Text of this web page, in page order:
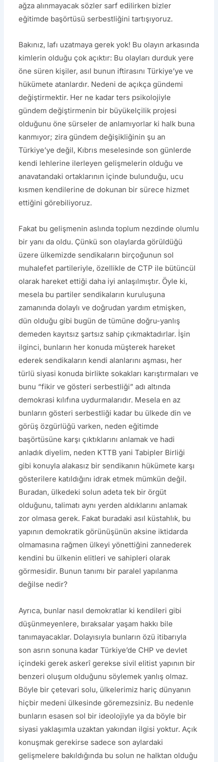
ağza alınmayacak sözler sarf edilirken bizler
eğitimde başörtüsü serbestliğini tartışıyoruz.
Bakınız, lafı uzatmaya gerek yok! Bu olayın arkasında
kimlerin olduğu çok açıktır: Bu olayları durduk yere
öne süren kişiler, asıl bunun iftirasını Türkiye’ye ve
hükümete atanlardır. Nedeni de açıkça gündemi
değiştirmektir. Her ne kadar ters psikolojiyle
gündem değiştirmenin bir büyükelçilik projesi
olduğunu öne sürseler de anlamıyorlar ki halk buna
kanmıyor; zira gündem değişikliğinin şu an
Türkiye’ye değil, Kıbrıs meselesinde son günlerde
kendi lehlerine ilerleyen gelişmelerin olduğu ve
anavatandaki ortaklarının içinde bulunduğu, ucu
kısmen kendilerine de dokunan bir sürece hizmet
ettiğini görebiliyoruz.
Fakat bu gelişmenin aslında toplum nezdinde olumlu
bir yanı da oldu. Çünkü son olaylarda görüldüğü
üzere ülkemizde sendikaların birçoğunun sol
muhalefet partileriyle, özellikle de CTP ile bütüncül
olarak hareket ettiği daha iyi anlaşılmıştır. Öyle ki,
mesela bu partiler sendikaların kuruluşuna
zamanında dolaylı ve doğrudan yardım etmişken,
dün olduğu gibi bugün de tümüne doğru-yanlış
demeden kayıtsız şartsız sahip çıkmaktadırlar. İşin
ilginci, bunların her konuda müşterek hareket
ederek sendikaların kendi alanlarını aşması, her
türlü siyasi konuda birlikte sokakları karıştırmaları ve
bunu “fikir ve gösteri serbestliği” adı altında
demokrasi kılıfına uydurmalarıdır. Mesela en az
bunların gösteri serbestliği kadar bu ülkede din ve
görüş özgürlüğü varken, neden eğitimde
başörtüsüne karşı çıktıklarını anlamak ve hadi
anladık diyelim, neden KTTB yani Tabipler Birliği
gibi konuyla alakasız bir sendikanın hükümete karşı
gösterilere katıldığını idrak etmek mümkün değil.
Buradan, ülkedeki solun adeta tek bir örgüt
olduğunu, talimatı aynı yerden aldıklarını anlamak
zor olmasa gerek. Fakat buradaki asıl küstahlık, bu
yapının demokratik görünüşünün aksine iktidarda
olmamasına rağmen ülkeyi yönettiğini zannederek
kendini bu ülkenin elitleri ve sahipleri olarak
görmesidir. Bunun tanımı bir paralel yapılanma
değilse nedir?
Ayrıca, bunlar nasıl demokratlar ki kendileri gibi
düşünmeyenlere, bıraksalar yaşam hakkı bile
tanımayacaklar. Dolayısıyla bunların özü itibarıyla
son asrın sonuna kadar Türkiye’de CHP ve devlet
içindeki gerek askerî gerekse sivil elitist yapının bir
benzeri oluşum olduğunu söylemek yanlış olmaz.
Böyle bir çetevari solu, ülkelerimiz hariç dünyanın
hiçbir medeni ülkesinde göremezsiniz. Bu nedenle
bunların esasen sol bir ideolojiyle ya da böyle bir
siyasi yaklaşımla uzaktan yakından ilgisi yoktur. Açık
konuşmak gerekirse sadece son aylardaki
gelişmelere bakıldığında bu solun ne halktan olduğu